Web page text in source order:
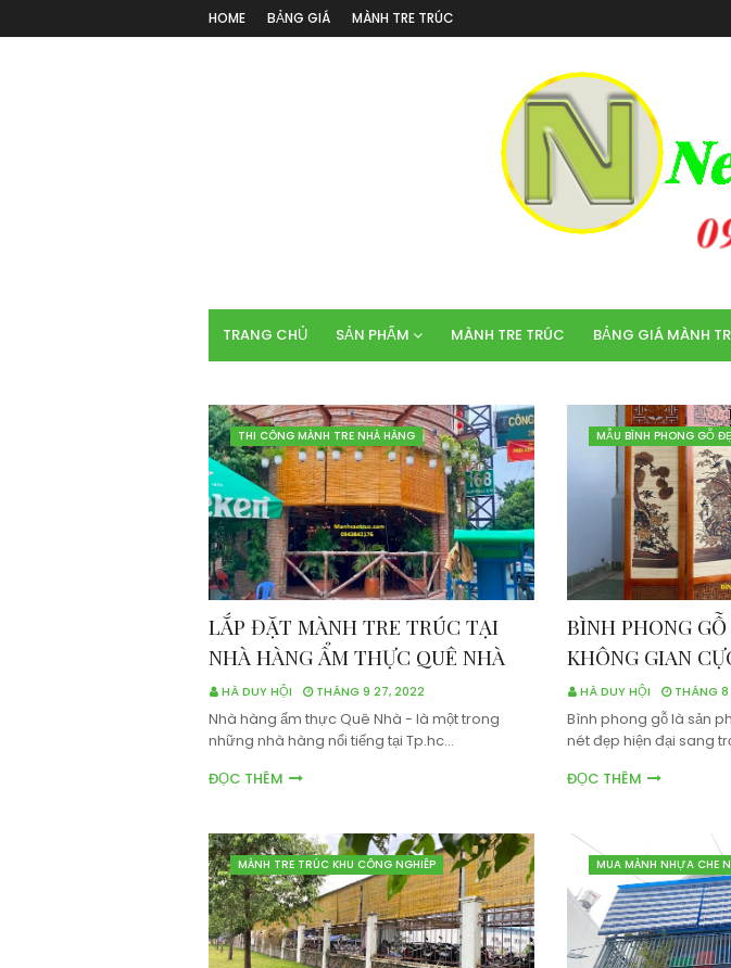
HOME BẢNG GIÁ MÀNH TRE TRÚC
TRANG CHỦ SẢN PHẨM MÀNH TRE TRÚC BẢNG GIÁ MÀNH
THI CÔNG MÀNH TRE NHÀ HÀNG
LẮP ĐẶT MÀNH TRE TRÚC TẠI
NHÀ HÀNG ẨM THỰC QUÊ NHÀ
HÀ DUY HỘI THÁNG 9 27, 2022
Nhà hàng ẩm thực Quê Nhà - là một trong
những nhà hàng nổi tiếng tại Tp.hc…
ĐỌC THÊM
MẪU BÌNH PHONG GỖ
BÌNH PHONG
KHÔNG GIAN
HÀ DUY HỘI THÁNG
Bình phong gỗ là sản
nét đẹp hiện đại sang
ĐỌC THÊM
MÀNH TRE TRÚC KHU CÔNG NGHIÊP MUA MÀNH NHỰA CHE